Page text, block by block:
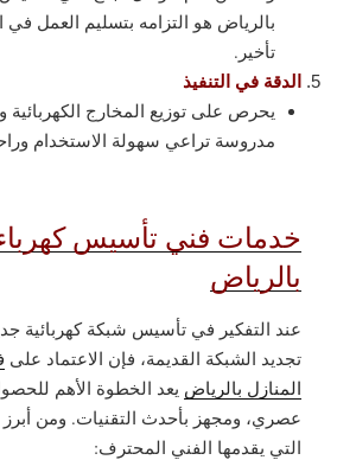
بالرياض هو التزامه بتسليم العمل
تأخير.
الدقة في التنفيذ
يحرص على توزيع المخارج الكهربائية
مدروسة تراعي سهولة الاستخدام
خدمات فني تأسيس كهرباء
بالرياض
عند التفكير في تأسيس شبكة كهربائية
تجديد الشبكة القديمة، فإن الاعتماد على
المنازل بالرياض يعد الخطوة الأهم
عصري، ومجهز بأحدث التقنيات. ومن أبرز
التي يقدمها الفني المحترف: